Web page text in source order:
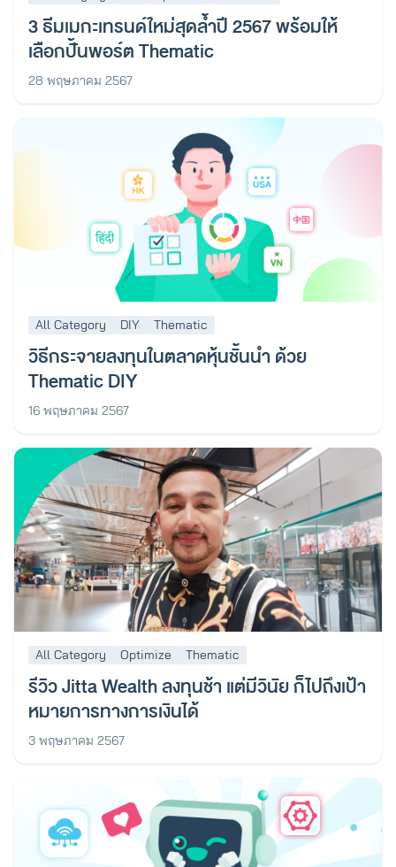
3 ธีมเมกะเทรนด์ใหม่สุดล้ำปี 2567 พร้อมให้
เลือกปั้นพอร์ต Thematic
28 พฤษภาคม 2567
All Category DIY Thematic
วิธีกระจายลงทุนในตลาดหุ้นชั้นนำ ด้วย
Thematic DIY
16 พฤษภาคม 2567
All Category Optimize Thematic
รีวิว Jitta Wealth ลงทุนช้า แต่มีวินัย ก็ไปถึงเป้า
หมายการทางการเงินได้
3 พฤษภาคม 2567